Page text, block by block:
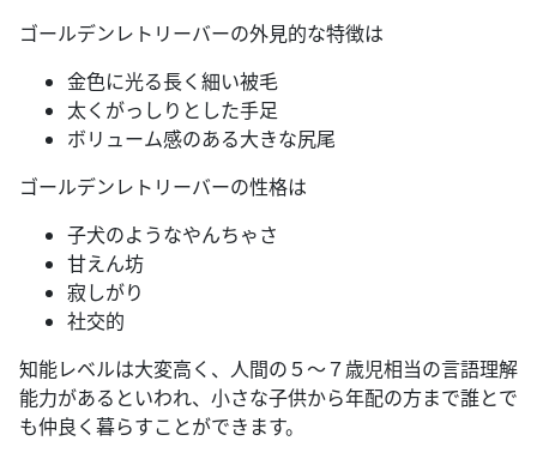
ゴールデンレトリーバーの外見的な特徴は
金色に光る長く細い被毛
太くがっしりとした手足
ボリューム感のある大きな尻尾
ゴールデンレトリーバーの性格は
子犬のようなやんちゃさ
甘えん坊
寂しがり
社交的
知能レベルは大変高く、人間の５～７歳児相当の言語理解
能力があるといわれ、小さな子供から年配の方まで誰とで
も仲良く暮らすことができます。